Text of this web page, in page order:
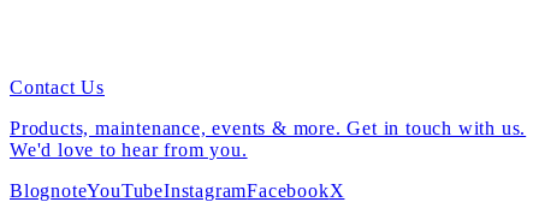
Contact Us
Products, maintenance, events & more. Get in touch with us.
We'd love to hear from you.
BlognoteYouTubeInstagramFacebookX